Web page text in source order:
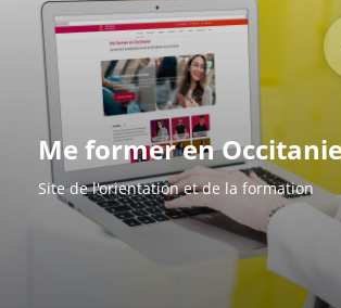
Me former en
Site de l'orientation et de la formation